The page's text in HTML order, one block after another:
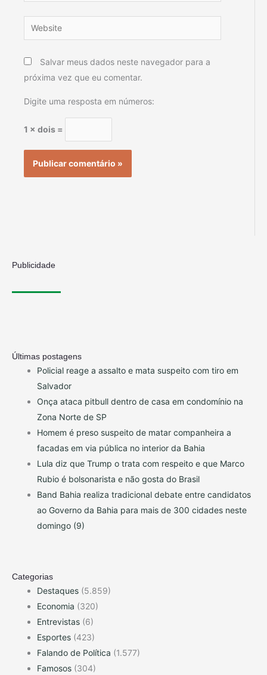
Website
Salvar meus dados neste navegador para a
próxima vez que eu comentar.
Digite uma resposta em números:
1 × dois =
Publicidade
Últimas postagens
Policial reage a assalto e mata suspeito com tiro em
Salvador
Onça ataca pitbull dentro de casa em condomínio na
Zona Norte de SP
Homem é preso suspeito de matar companheira a
facadas em via pública no interior da Bahia
Lula diz que Trump o trata com respeito e que Marco
Rubio é bolsonarista e não gosta do Brasil
Band Bahia realiza tradicional debate entre candidatos
ao Governo da Bahia para mais de 300 cidades neste
domingo (9)
Categorias
Destaques (5.859)
Economia (320)
Entrevistas (6)
Esportes (423)
Falando de Política (1.577)
Famosos (304)